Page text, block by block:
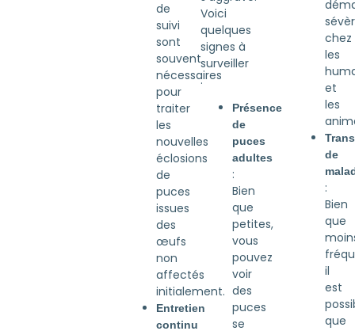
de
suivi
sont
souvent
nécessaires
pour
traiter
les
nouvelles
éclosions
de
puces
issues
des
œufs
non
affectés
initialement.
Entretien
continu
Voici
quelques
signes à
surveiller
:
Présence
de
puces
adultes
:
Bien
que
petites,
vous
pouvez
voir
des
puces
se
chez
les
et
les
de
:
Bien
que
il
est
que